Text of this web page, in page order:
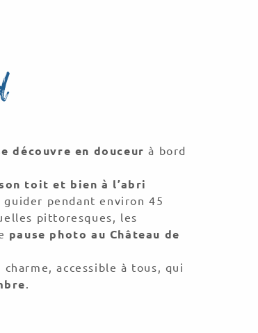
découvre en douceur à bord
toit et bien à l’abri
guider pendant environ 45
pittoresques, les
pause photo au Château de
accessible à tous, qui
.